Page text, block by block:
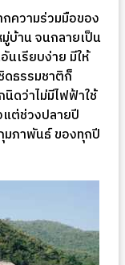
ความร่วมมือของ
บ้าน จนกลายเป็น
เรียบง่าย มีให้
ดธรรมชาติก็
ดว่าไม่มีไฟฟ้าใช้
ต่ช่วงปลายปี
ภาพันธ์ ของทุกปี